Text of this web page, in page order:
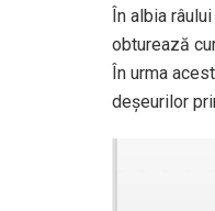
În albia
obturează
În urma
deșeurilor